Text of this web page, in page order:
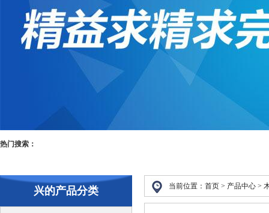
热门搜索：
兴的产品分类 当前位置： 首页 > 产品中心 >